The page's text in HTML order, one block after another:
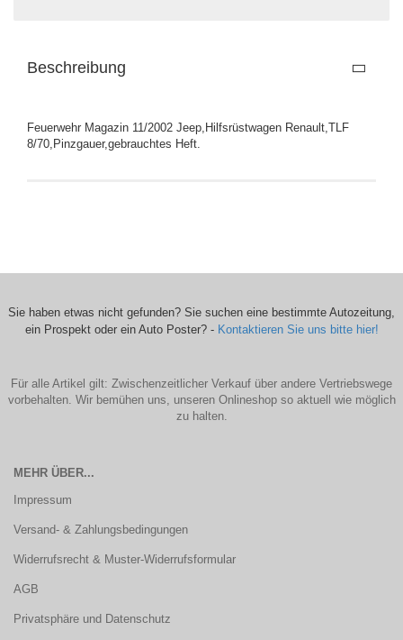
Beschreibung
Feuerwehr Magazin 11/2002 Jeep,Hilfsrüstwagen Renault,TLF
8/70,Pinzgauer,gebrauchtes Heft.
Sie haben etwas nicht gefunden? Sie suchen eine bestimmte Autozeitung,
ein Prospekt oder ein Auto Poster? - Kontaktieren Sie uns bitte hier!
Für alle Artikel gilt: Zwischenzeitlicher Verkauf über andere Vertriebswege
vorbehalten. Wir bemühen uns, unseren Onlineshop so aktuell wie möglich
zu halten.
MEHR ÜBER...
Impressum
Versand- & Zahlungsbedingungen
Widerrufsrecht & Muster-Widerrufsformular
AGB
Privatsphäre und Datenschutz